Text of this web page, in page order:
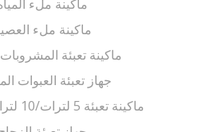
ماكينة ملء المياه
ماكينة ملء العصير
ماكينة تعبئة المشروبات الغازية
جهاز تعبئة العبوات المعدنية
ماكينة تعبئة 5 لترات/10 لترات/5 جالون